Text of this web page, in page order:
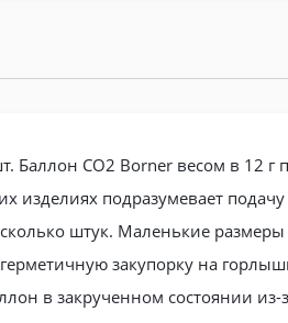
CO2 Borner весом в 12 г
подразумевает
штук. Маленькие
закупорку на
в закрученном состоянии из-